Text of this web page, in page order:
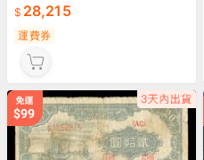
28,215
運費券